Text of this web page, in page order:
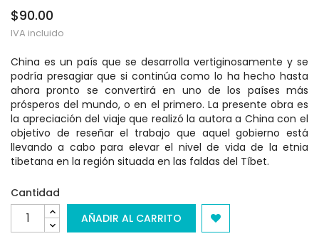
$90.00
IVA incluido
China es un país que se desarrolla vertiginosamente y se
podría presagiar que si continúa como lo ha hecho hasta
ahora pronto se convertirá en uno de los países más
prósperos del mundo, o en el primero. La presente obra es
la apreciación del viaje que realizó la autora a China con el
objetivo de reseñar el trabajo que aquel gobierno está
llevando a cabo para elevar el nivel de vida de la etnia
tibetana en la región situada en las faldas del Tíbet.
Cantidad
AÑADIR AL CARRITO